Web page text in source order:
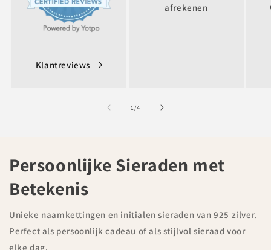
Klantreviews
afrekenen
1/of
4
Persoonlijke Sieraden met
Betekenis
Unieke naamkettingen en initialen sieraden van 925 zilver.
Perfect als persoonlijk cadeau of als stijlvol sieraad voor
elke dag.